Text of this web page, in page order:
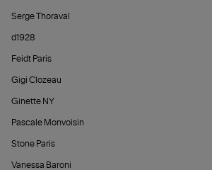
Serge Thoraval
d1928
Feidt Paris
Gigi Clozeau
Ginette NY
Pascale Monvoisin
Stone Paris
Vanessa Baroni